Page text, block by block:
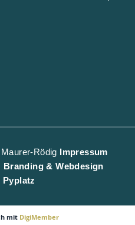
Rödig Impressum
Branding & Webdesign
Pyplatz
mit DigiMember